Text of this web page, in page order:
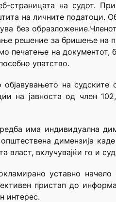
на судот. При
на личните податоци.
без
решение за бришење на
печатење на документот,
упатство.
на судските
на јавноста од член
има индивидуална
димензија каде
вклучувајќи го и
уставно начело
пристап до
интерес.